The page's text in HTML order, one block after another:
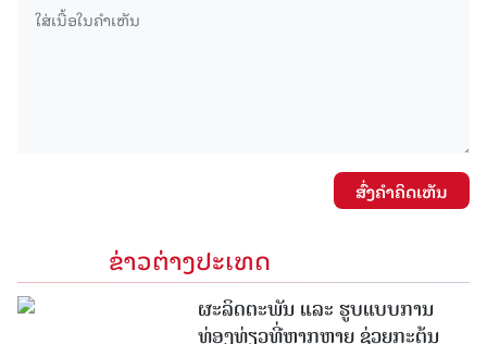
ສົ່ງຄໍາຄິດເຫັນ
ຂ່າວຕ່າງປະເທດ
ຜະລິດຕະພັນ ແລະ ຮູບແບບການ
ທ່ອງທ່ຽວທີ່ຫຼາກຫຼາຍ ຊ່ວຍກະຕຸ້ນ